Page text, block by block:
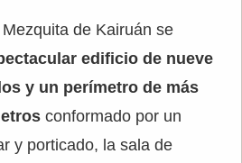
de Kairuán se
edificio de nueve
y un perímetro de más
conformado por un
y porticado, la sala de